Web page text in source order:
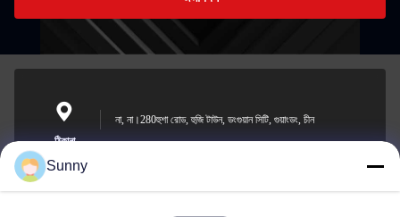
ঠিকানা
না, না।280হুশা রোড, হুজি টাউন, ডংগুয়ান সিটি, গুয়াংডং, চীন
Sunny